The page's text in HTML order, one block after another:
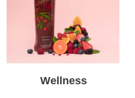
Wellness